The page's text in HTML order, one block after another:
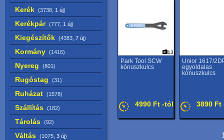
Kerék (3738, 1 új)
Kerékpár (777, 1 új)
Kiegészítők (4383, 7 új)
Kormány (1416)
Nyereg (801)
Rugóstag (31)
Ruházat (1578)
Szállítás (182)
Tárolás (92)
Váltás (1075, 3 új)
13
Park Tool SCW
kónuszkulcs
4990 Ft -tól
Unior 1617/
egyoldalas
kónuszkulcs
3890 Ft